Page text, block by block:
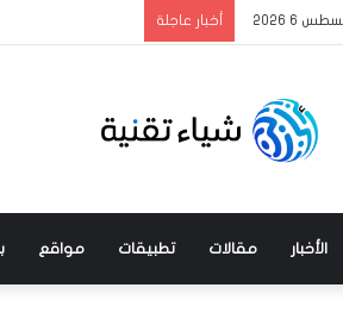
6 2026 أخبار عاجلة
الأخبار مقالات تطبيقات مواقع